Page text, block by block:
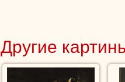
Другие